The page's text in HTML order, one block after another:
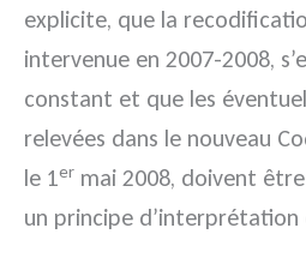
explicite, que la
intervenue en 2007-2008,
constant et que les
relevées dans le nouveau
le 1er mai 2008, doivent
un principe